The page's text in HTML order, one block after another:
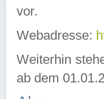
vor.
Webadresse:
Weiterhin
ab dem